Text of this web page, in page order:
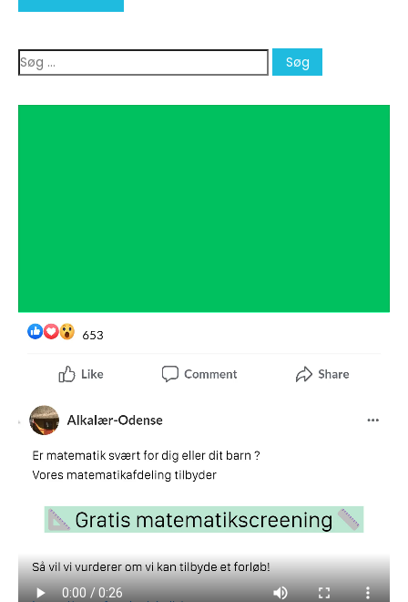
Søg
efter: